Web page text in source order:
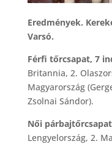
Eredmények.
Varsó.
Férfi tőrcsapat, 7
Britannia, 2.
Magyarország
Zsolnai Sándor).
Női
Lengyelország, 2.